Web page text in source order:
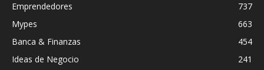
Emprendedores
737
Mypes
663
Banca & Finanzas
454
Ideas de Negocio
241